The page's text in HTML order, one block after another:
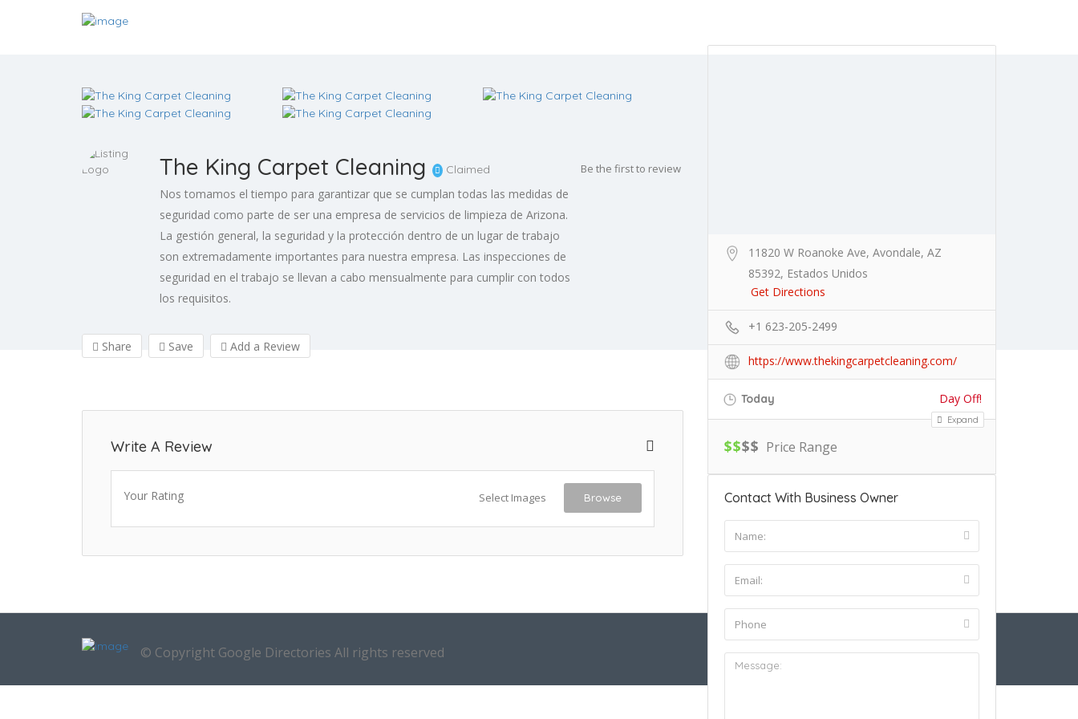
The King Carpet Cleaning Claimed
Nos tomamos el tiempo para garantizar que se cumplan todas las medidas de
seguridad como parte de ser una empresa de servicios de limpieza de Arizona.
La gestión general, la seguridad y la protección dentro de un lugar de trabajo
son extremadamente importantes para nuestra empresa. Las inspecciones de
seguridad en el trabajo se llevan a cabo mensualmente para cumplir con todos
los requisitos.
Be the first to review
Share Save Add a Review
Write A Review
Your Rating Select Images Browse
11820 W Roanoke Ave, Avondale, AZ
85392, Estados Unidos
Get Directions
+1 623-205-2499
https://www.thekingcarpetcleaning.com/
Today Day Off!
Expand
$$$$ Price Range
Contact With Business Owner
© Copyright Google Directories All rights reserved